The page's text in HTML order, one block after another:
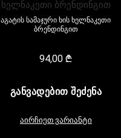
აგატის სამაჯური ხის ხელნაკეთი
ბრენდინგით
94,00₾
ᲒᲐᲜᲕᲐᲓᲔᲑᲘᲗ ᲨᲔᲫᲔᲜᲐ
აირჩიეთ ვარიანტი